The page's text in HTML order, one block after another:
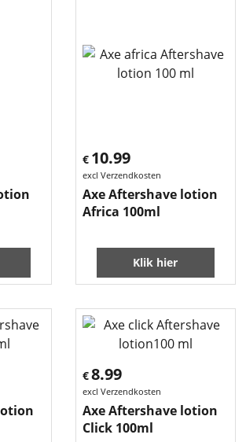
€ 10.99
excl Verzendkosten
Axe Aftershave lotion
Africa 100ml
Klik hier
€8.99
excl Verzendkosten
Axe Aftershave lotion
Click 100ml